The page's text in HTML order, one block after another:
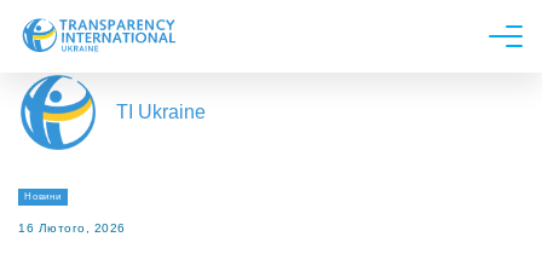
Про нас
Новини
Напрями роботи
TI Ukraine
Новини
16 Лютого, 2026